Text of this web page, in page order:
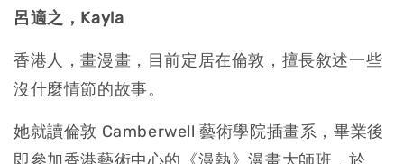
呂適之，Kayla
香港人，畫漫畫，目前定居在倫敦，擅長敘述一些
沒什麼情節的故事。
她就讀倫敦 Camberwell 藝術學院插畫系，畢業後